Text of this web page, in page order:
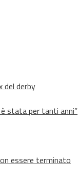
del derby
stata per tanti anni”
essere terminato